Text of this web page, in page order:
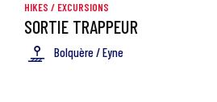
HIKES / EXCURSIONS
SORTIE TRAPPEUR
Bolquère / Eyne